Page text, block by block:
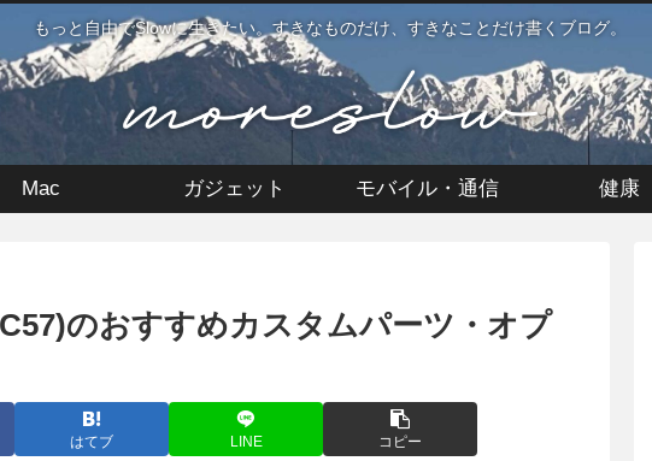
もっと自由でSlowに生きたい。すきなものだけ、すきなことだけ書くブログ。
Mac ガジェット モバイル・通信 健康
のおすすめカスタムパーツ・オプ
はてブ LINE コピー